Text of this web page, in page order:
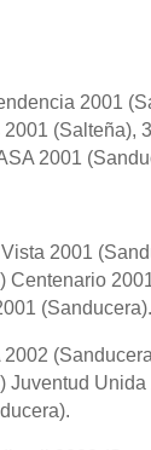
2001
2001 (Salteña),
2001
2001
Centenario
(Sanducera).
2002
Juventud